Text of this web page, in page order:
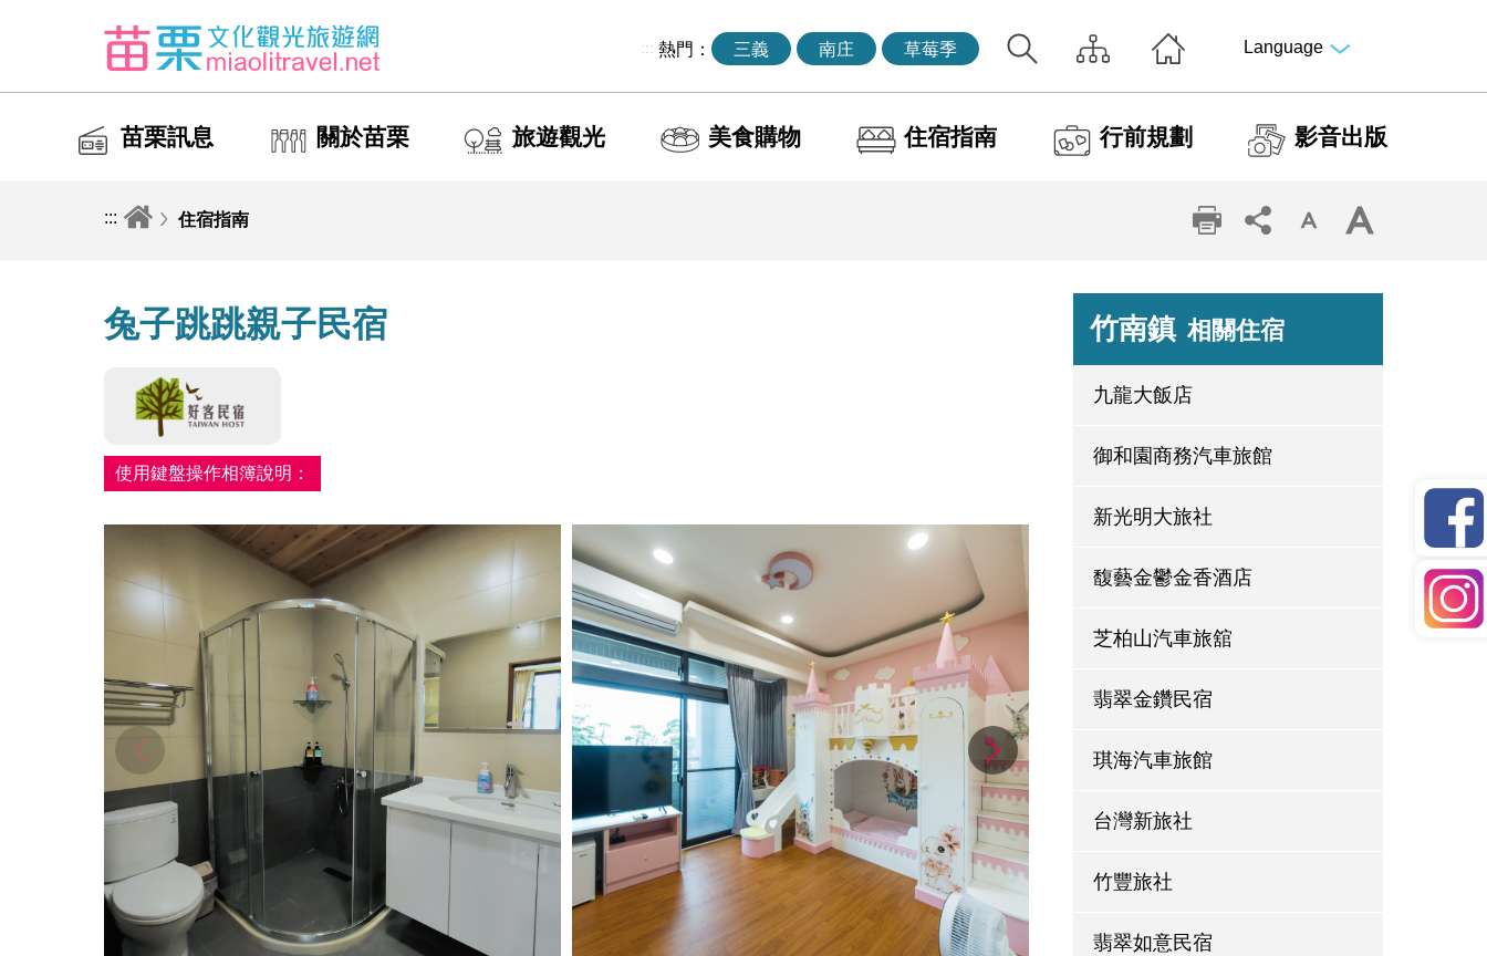
::: 熱門： 三義 南庄 草莓季 Language
苗栗訊息 關於苗栗 旅遊觀光 美食購物 住宿指南 行前規劃 影音出版
::: 住宿指南
兔子跳跳親子民宿
使用鍵盤操作相簿說明：
竹南鎮 相關住宿
九龍大飯店
御和園商務汽車旅館
新光明大旅社
馥藝金鬱金香酒店
芝柏山汽車旅舘
翡翠金鑽民宿
琪海汽車旅館
台灣新旅社
竹豐旅社
翡翠如意民宿